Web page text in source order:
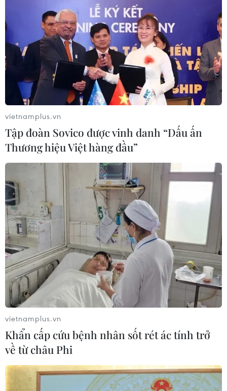
vietnamplus.vn
Tập đoàn Sovico được vinh danh “Dấu ấn
Thương hiệu Việt hàng đầu”
vietnamplus.vn
Khẩn cấp cứu bệnh nhân sốt rét ác tính trở
về từ châu Phi